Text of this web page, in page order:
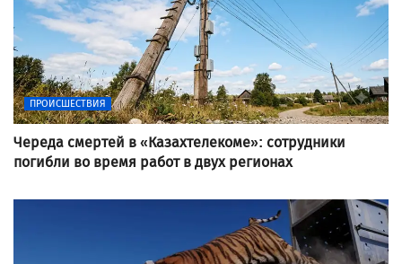
ПРОИСШЕСТВИЯ
Череда смертей в «Казахтелекоме»: сотрудники
погибли во время работ в двух регионах